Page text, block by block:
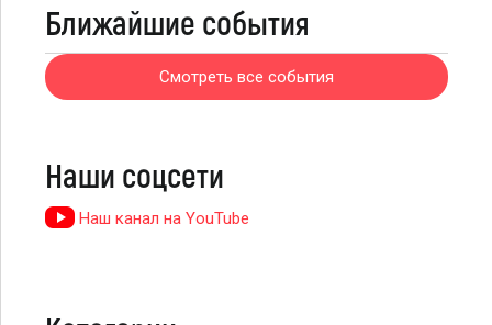
Ближайшие события
Смотреть все события
Наши соцсети
Наш канал на YouTube